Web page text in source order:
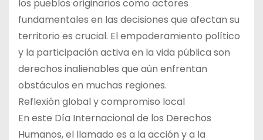
los pueblos originarios como actores
fundamentales en las decisiones que afectan su
territorio es crucial. El empoderamiento político
y la participación activa en la vida pública son
derechos inalienables que aún enfrentan
obstáculos en muchas regiones.
Reflexión global y compromiso local
En este Día Internacional de los Derechos
Humanos, el llamado es a la acción y a la